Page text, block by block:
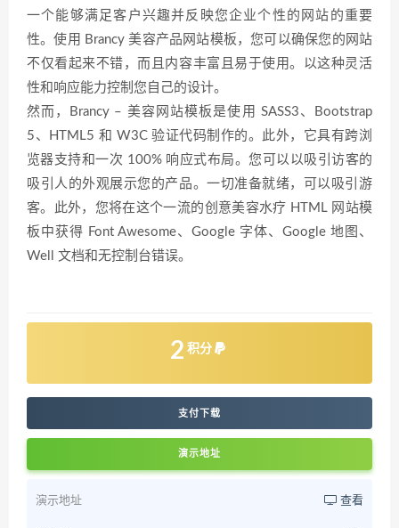
一个能够满足客户兴趣并反映您企业个性的网站的重要
性。使用 Brancy 美容产品网站模板，您可以确保您的网站
不仅看起来不错，而且内容丰富且易于使用。以这种灵活
性和响应能力控制您自己的设计。
然而，Brancy – 美容网站模板是使用 SASS3、Bootstrap
5、HTML5 和 W3C 验证代码制作的。此外，它具有跨浏
览器支持和一次 100% 响应式布局。您可以以吸引访客的
吸引人的外观展示您的产品。一切准备就绪，可以吸引游
客。此外，您将在这个一流的创意美容水疗 HTML 网站模
板中获得 Font Awesome、Google 字体、Google 地图、
Well 文档和无控制台错误。
2 积分
支付下载
演示地址
演示地址 查看